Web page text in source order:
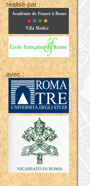
réalisé par :
avec :